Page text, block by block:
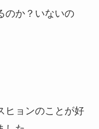
のか？いないの
ヒョンのことが好